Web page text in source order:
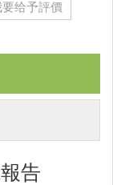
告
要给予評價